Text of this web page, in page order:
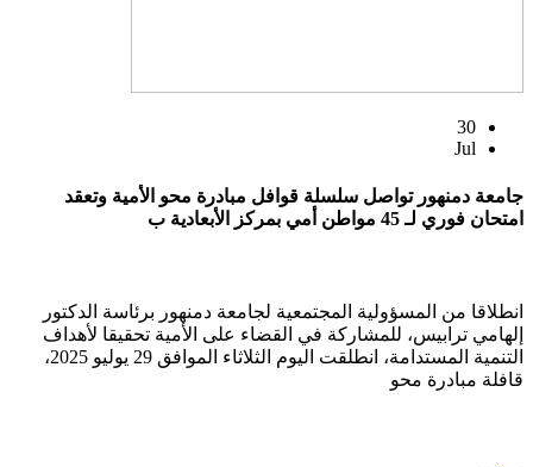
30
Jul
جامعة دمنهور تواصل سلسلة قوافل مبادرة محو الأمية وتعقد
امتحان فوري لـ 45 مواطن أمي بمركز الأبعادية ب
انطلاقا من المسؤولية المجتمعية لجامعة دمنهور برئاسة الدكتور
إلهامي ترابيس، للمشاركة في القضاء على الأمية تحقيقا لأهداف
التنمية المستدامة، انطلقت اليوم الثلاثاء الموافق 29 يوليو 2025،
قافلة مبادرة محو